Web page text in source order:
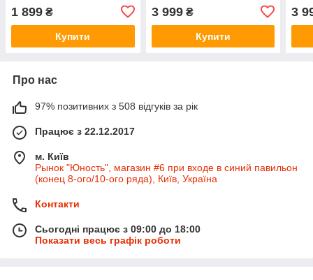
ОРИГИНАЛ
1 899 ₴
Купити
3 999₴
Купити
3
Про нас
97% позитивних з 508 відгуків за рік
Працює з 22.12.2017
м. Київ
Рынок "Юность", магазин #6 при входе в синий павильон
(конец 8-ого/10-ого ряда), Київ, Україна
Контакти
Сьогодні працює з 09:00 до 18:00
Показати весь графік роботи